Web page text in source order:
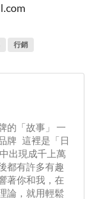
行銷
的「故事」 一
牌 這裡是「日
出現成千上萬
都有許多有趣
著你和我，在
論，就用輕鬆